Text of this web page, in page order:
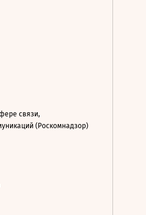
связи,
(Роскомнадзор)